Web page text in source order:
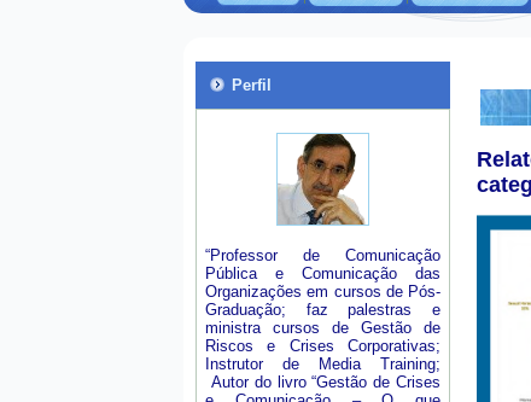
Perfil
“Professor de Comunicação
Pública e Comunicação das
Organizações em cursos de Pós-
Graduação; faz palestras e
ministra cursos de Gestão de
Riscos e Crises Corporativas;
Instrutor de Media Training;
Autor do livro “Gestão de Crises